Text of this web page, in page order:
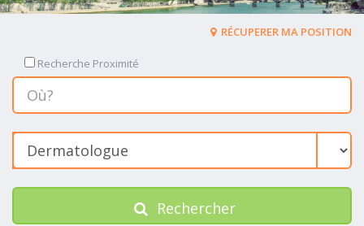
RÉCUPERER MA POSITION
Recherche Proximité
Rechercher